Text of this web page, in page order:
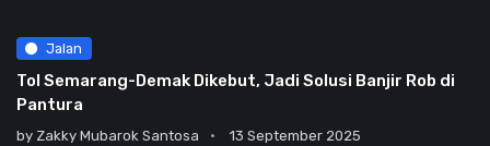
Jalan
Tol Semarang-Demak Dikebut, Jadi Solusi Banjir Rob di
Pantura
by Zakky Mubarok Santosa 13 September 2025